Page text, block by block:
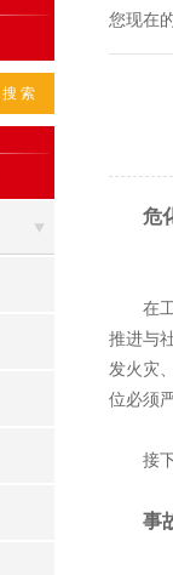
您现在
危
在工
推进与
发火灾
位必须
接下
事